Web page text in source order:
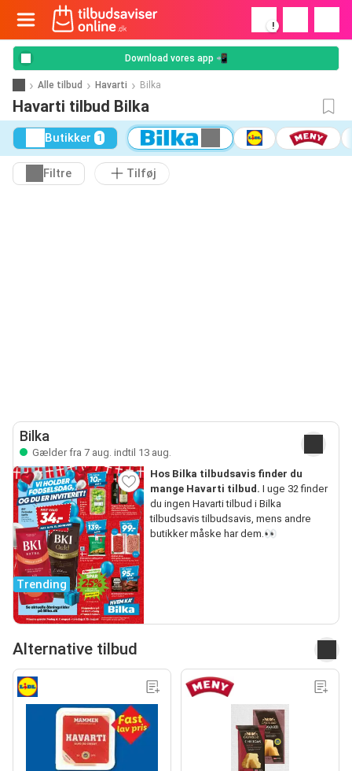
!
Download vores app 📲
Alle tilbud Havarti Bilka
Havarti tilbud Bilka
Butikker 1
Filtre Tilføj
Bilka
Gælder fra 7 aug. indtil 13 aug.
Trending
Hos Bilka tilbudsavis finder du
mange Havarti tilbud. I uge 32 finder
du ingen Havarti tilbud i Bilka
tilbudsavis tilbudsavis, mens andre
butikker måske har dem.👀
Alternative tilbud